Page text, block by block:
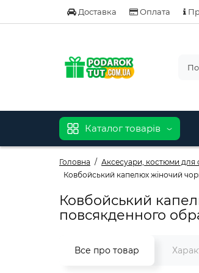
Доставка Оплата
Каталог товарів
Головна Аксесуари, костюми для
Ковбойський капелюх жіночий
Ковбойський
повсякденного
Все про товар